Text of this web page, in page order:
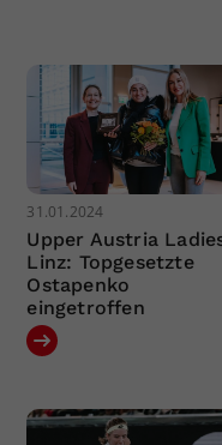
31.01.2024
Upper Austria
Linz: Topgesetzte
Ostapenko
eingetroffen